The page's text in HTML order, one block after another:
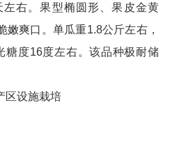
右。果型椭圆形、果皮金黄
嫩爽口。单瓜重1.8公斤左右，
糖度16度左右。该品种极耐储
区设施栽培